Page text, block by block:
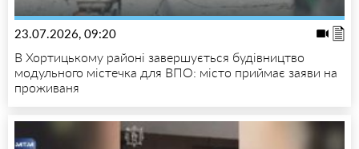
23.07.2026, 09:20
В Хортицькому районі завершується будівництво
модульного містечка для ВПО: місто приймає заяви на
проживаня